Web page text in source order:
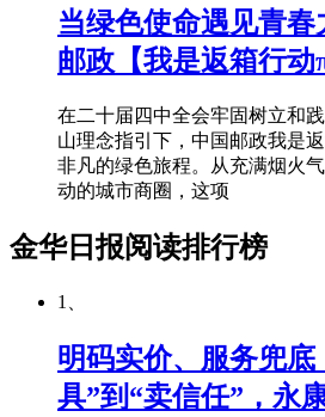
当绿色使命遇见青春
邮政【我是返箱行动
在二十届四中全会牢固树立和
山理念指引下，中国邮政我是
非凡的绿色旅程。从充满烟火
动的城市商圈，这项
金华日报阅读排行榜
1、
明码实价、服务兜底
具”到“卖信任”，永